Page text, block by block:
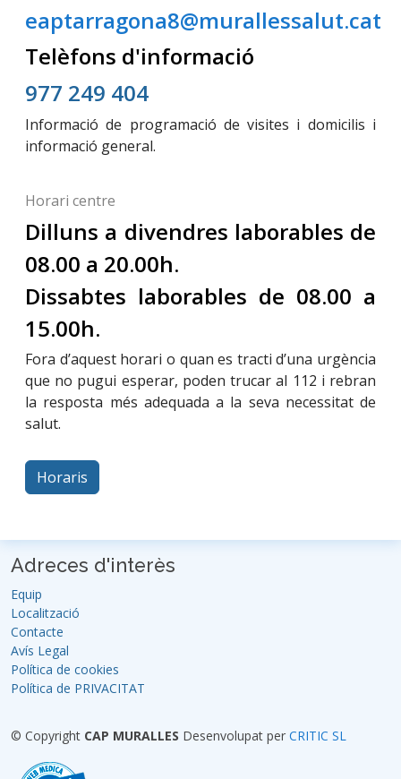
eaptarragona8@murallessalut.cat
Telèfons d'informació
977 249 404
Informació de programació de visites i domicilis i
informació general.
Horari centre
Dilluns a divendres laborables de
08.00 a 20.00h.
Dissabtes laborables de 08.00 a
15.00h.
Fora d’aquest horari o quan es tracti d’una urgència
que no pugui esperar, poden trucar al 112 i rebran
la resposta més adequada a la seva necessitat de
salut.
Horaris
Adreces d'interès
Equip
Localització
Contacte
Avís Legal
Política de cookies
Política de PRIVACITAT
© Copyright CAP MURALLES Desenvolupat per CRITIC SL